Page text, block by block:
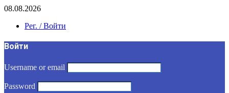
08.08.2026
Рег. / Войти
Войти
Username or email
Password